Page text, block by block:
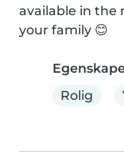
available in the
your family 😊
Rolig